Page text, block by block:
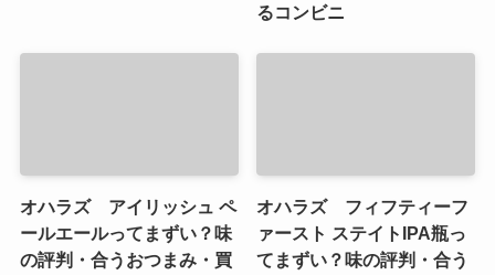
るコンビニ
オハラズ アイリッシュ ペ
ールエールってまずい？味
の評判・合うおつまみ・買
オハラズ フィフティーフ
ァースト ステイトIPA瓶っ
てまずい？味の評判・合う